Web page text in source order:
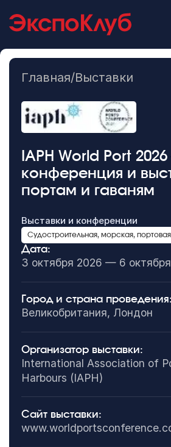
Главная/Выставки
IAPH World Port
конференция и
портам и гаваням
Выставки и конференции
Судостроительная, морская,
Дата:
3 октября 2026 — 6
Город и страна проведения:
Великобритания, Лондон
Организатор выставки:
International Association of
Harbours (IAPH)
Сайт выставки: